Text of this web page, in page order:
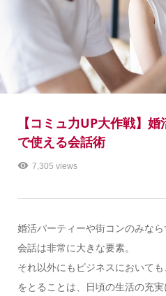
【コミュ力UP大作戦】
で使える会話術
7,305 views
婚活パーティーや街コンのみな
会話は非常に大きな要素。
それ以外にもビジネスにおいて
をとることは、日頃の生活の充